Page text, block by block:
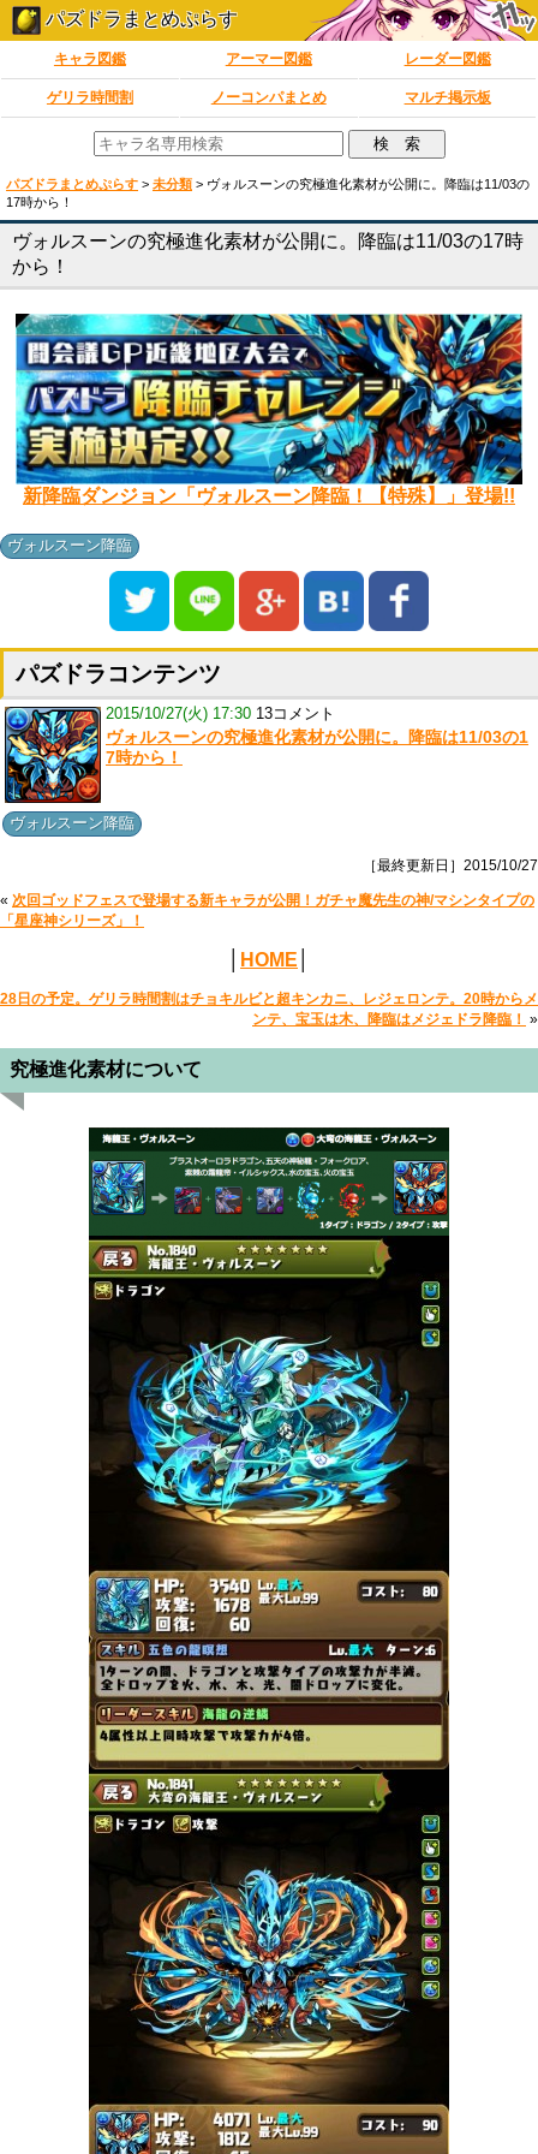
パズドラまとめぷらす
キャラ図鑑 アーマー図鑑 レーダー図鑑
ゲリラ時間割 ノーコンパまとめ マルチ掲示板
パズドラまとめぷらす > 未分類 > ヴォルスーンの究極進化素材が公開に。降臨は11/03の
17時から！
ヴォルスーンの究極進化素材が公開に。降臨は11/03の17時
から！
新降臨ダンジョン「ヴォルスーン降臨！【特殊】」登場!!
ヴォルスーン降臨
パズドラコンテンツ
2015/10/27(火) 17:30 13コメント
ヴォルスーンの究極進化素材が公開に。降臨は11/03の1
7時から！
ヴォルスーン降臨
［最終更新日］2015/10/27
« 次回ゴッドフェスで登場する新キャラが公開！ガチャ魔先生の神/マシンタイプの
「星座神シリーズ」！
HOME
28日の予定。ゲリラ時間割はチョキルビと超キンカニ、レジェロンテ。20時からメ
ンテ、宝玉は木、降臨はメジェドラ降臨！ »
究極進化素材について